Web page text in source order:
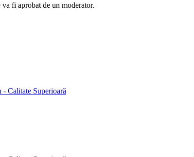
fi aprobat de un moderator.